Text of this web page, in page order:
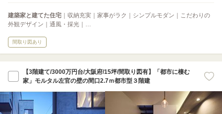
建築家と建てた住宅 ｜収納充実｜家事がラク｜シンプルモダン｜こだわりの
外観デザイン｜通風・採光｜…
間取り図あり
【3階建て/3000万円台/大阪府/15坪/間取り図有】「都市に棲む
家」モルタル左官の壁の間口2.7ｍ都市型３階建